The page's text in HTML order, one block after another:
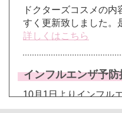
ドクターズコスメの
すく更新致しました。
詳しくはこちら
インフルエンザ予
10月1日よりインフル
ます。